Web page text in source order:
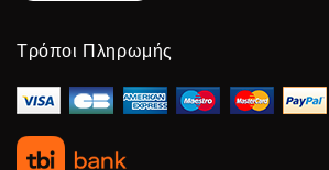
Τρόποι Πληρωμής